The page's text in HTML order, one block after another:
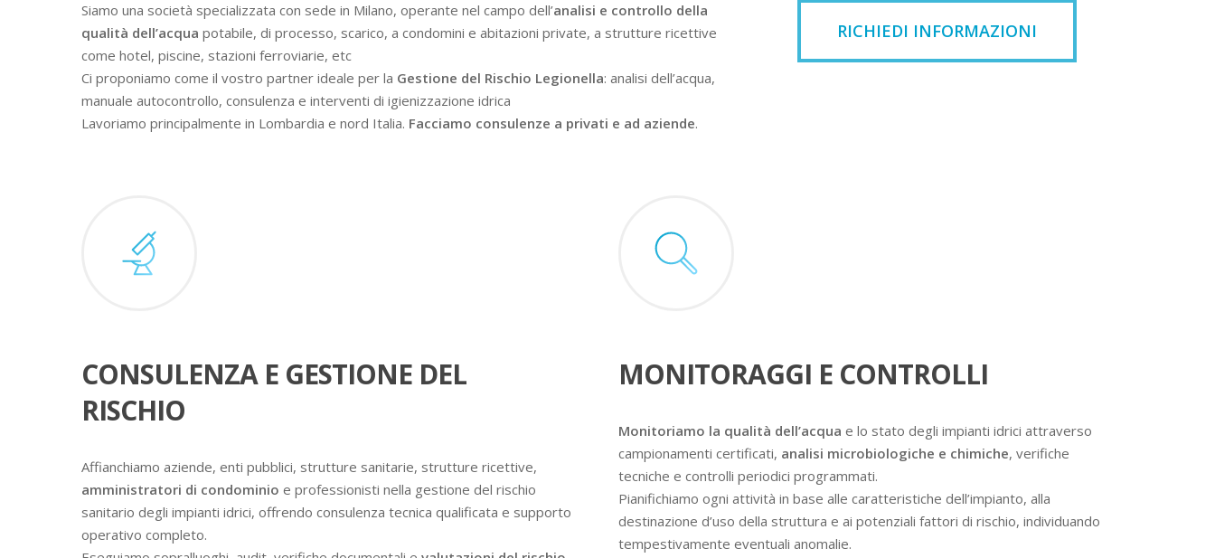
Siamo una società specializzata con sede in Milano, operante nel campo dell’analisi e controllo della
qualità dell’acquapotabile, di processo, scarico, a condomini e abitazioni private, a strutture ricettive
come hotel, piscine, stazioni ferroviarie, etc
Ci proponiamo come il vostro partner ideale per la Gestione del Rischio Legionella: analisi dell’acqua,
manuale autocontrollo, consulenza e interventi di igienizzazione idrica
Lavoriamo principalmente in Lombardia e nord Italia. Facciamo consulenze a privati e ad aziende.
RICHIEDI INFORMAZIONI
CONSULENZA E GESTIONE DEL
RISCHIO
Affianchiamo aziende, enti pubblici, strutture sanitarie, strutture ricettive,
amministratori di condominio e professionisti nella gestione del rischio
sanitario degli impianti idrici, offrendo consulenza tecnica qualificata e supporto
operativo completo.
MONITORAGGI E CONTROLLI
Monitoriamo la qualità dell’acqua e lo stato degli impianti idrici attraverso
campionamenti certificati, analisi microbiologiche e chimiche, verifiche
tecniche e controlli periodici programmati.
Pianifichiamo ogni attività in base alle caratteristiche dell’impianto, alla
destinazione d’uso della struttura e ai potenziali fattori di rischio, individuando
tempestivamente eventuali anomalie.